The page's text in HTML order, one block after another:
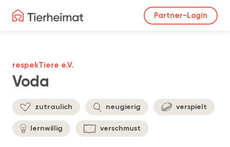
Partner-Login
Voda
respekTiere e.V.
zutraulich neugierig verspielt
lernwillig verschmust